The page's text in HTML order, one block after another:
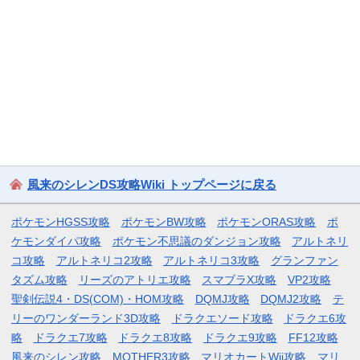
風来のシレンDS攻略Wiki トップページに戻る
ポケモンHGSS攻略 ポケモンBW攻略 ポケモンORAS攻略
ポ
ケモンダイパ攻略
ポケモン不思議のダンジョン攻略
アルトネリ
コ攻略
アルトネリコ2攻略 アルトネリコ3攻略
グランファン
タズム攻略
リーズのアトリエ攻略 スマブラX攻略
VP2攻略
聖剣伝説4・DS(COM)・HOM攻略
DQMJ攻略 DQMJ2攻略
テ
リーのワンダーランド3D攻略
ドラクエソード攻略
ドラクエ6攻
略
ドラクエ7攻略 ドラクエ8攻略 ドラクエ9攻略
FF12攻略
風来のシレン攻略
MOTHER3攻略 マリオカートWii攻略 マリ